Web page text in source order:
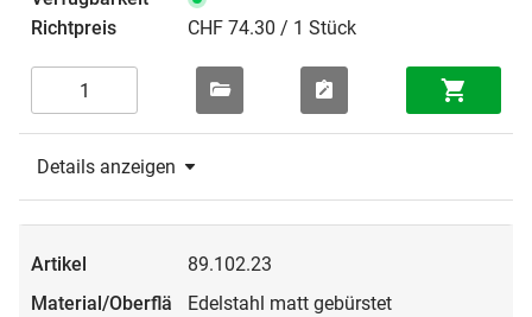
CHF 74.30 / 1 Stück
Details anzeigen
89.102.23
Edelstahl matt gebürstet